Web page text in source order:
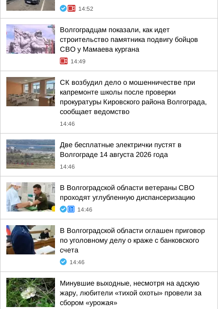
14:52
Волгоградцам показали, как идет
строительство памятника подвигу бойцов
СВО у Мамаева кургана
14:49
СК возбудил дело о мошенничестве при
капремонте школы после проверки
прокуратуры Кировского района Волгограда,
сообщает ведомство
14:46
Две бесплатные электрички пустят в
Волгограде 14 августа 2026 года
14:46
В Волгоградской области ветераны СВО
проходят углубленную диспансеризацию
14:46
В Волгоградской области оглашен приговор
по уголовному делу о краже с банковского
счета
14:46
Минувшие выходные, несмотря на адскую
жару, любители «тихой охоты» провели за
сбором «урожая»